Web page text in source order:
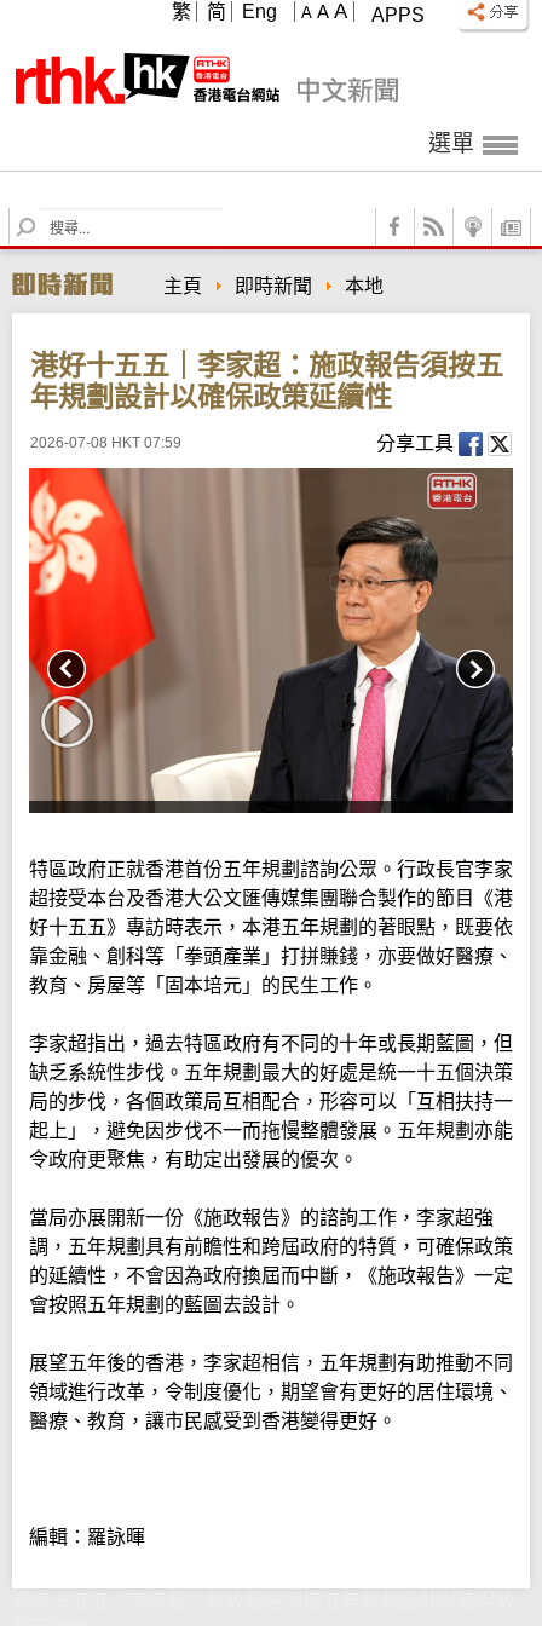
APPS
A A A
繁 简 Eng
選單
S
e
r
c
主頁 即時新聞 本地
港好十五五｜李家超：施政報告須按五
年規劃設計以確保政策延續性
2026-07-08 HKT 07:59 分享工具
特區政府正就香港首份五年規劃諮詢公眾。行政長官李家
超接受本台及香港大公文匯傳媒集團聯合製作的節目《港
好十五五》專訪時表示，本港五年規劃的著眼點，既要依
靠金融、創科等「拳頭產業」打拼賺錢，亦要做好醫療、
教育、房屋等「固本培元」的民生工作。
李家超指出，過去特區政府有不同的十年或長期藍圖，但
缺乏系統性步伐。五年規劃最大的好處是統一十五個決策
局的步伐，各個政策局互相配合，形容可以「互相扶持一
起上」，避免因步伐不一而拖慢整體發展。五年規劃亦能
令政府更聚焦，有助定出發展的優次。
當局亦展開新一份《施政報告》的諮詢工作，李家超強
調，五年規劃具有前瞻性和跨屆政府的特質，可確保政策
的延續性，不會因為政府換屆而中斷，《施政報告》一定
會按照五年規劃的藍圖去設計。
展望五年後的香港，李家超相信，五年規劃有助推動不同
領域進行改革，令制度優化，期望會有更好的居住環境、
醫療、教育，讓市民感受到香港變得更好。
編輯：羅詠暉